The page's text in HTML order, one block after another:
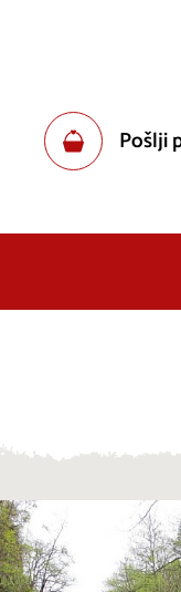
Pošlji